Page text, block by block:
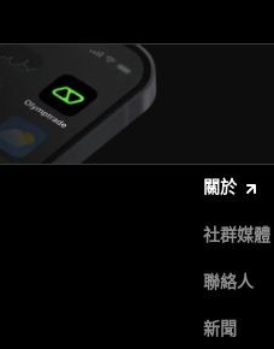
關於
社群媒體
聯絡人
新聞